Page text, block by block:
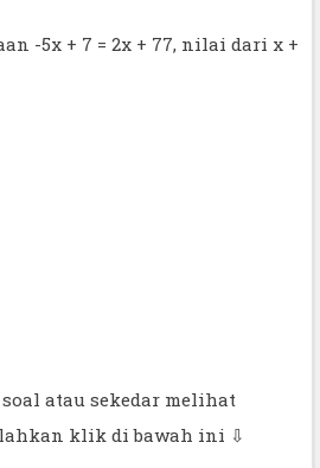
-5x + 7 = 2x + 77, nilai dari x +
atau sekedar melihat
klik di bawah ini ⇩